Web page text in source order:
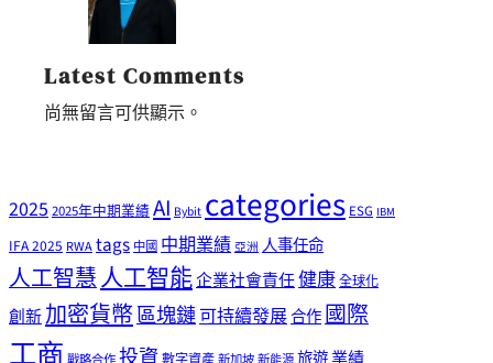
Latest Comments
尚無留言可供顯示。
20252025年中期業績AI Bybitcategories ESG IBM
IFA 2025 RWAtags 中國 中期業績 亞洲 人事任命
人工智慧人工智能企業社會責任健康全球化
創新加密貨幣區塊鏈可持續發展合作國際